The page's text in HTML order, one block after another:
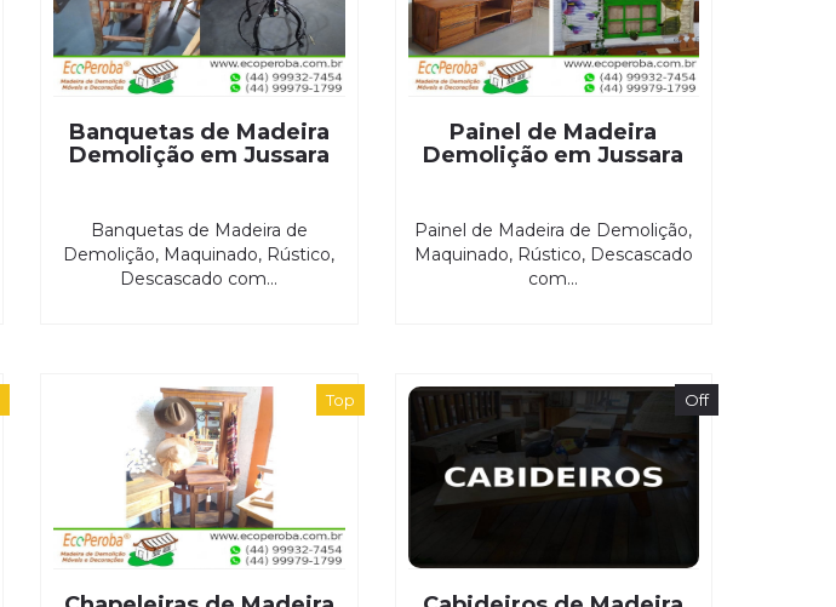
Banquetas de Madeira
Demolição em Jussara
Banquetas de Madeira de
Demolição, Maquinado, Rústico,
Descascado com...
Painel de Madeira
Demolição em Jussara
Painel de Madeira de Demolição,
Maquinado, Rústico, Descascado
com...
Top Off